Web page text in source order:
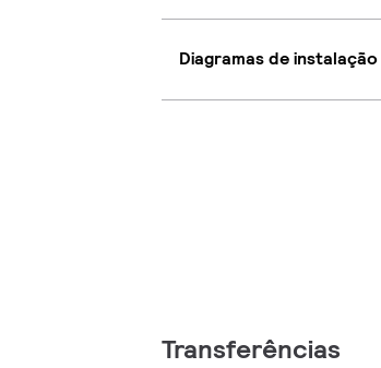
Diagramas de instalação
Transferências